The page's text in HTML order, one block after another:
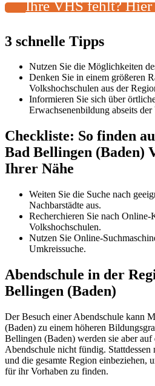
Ihre VHS fehlt?
3 schnelle Tipps
Nutzen Sie die Möglichkeiten
Denken Sie in einem größeren
Volkshochschulen aus der
Informieren Sie sich über
Erwachsenenbildung abseits
Checkliste: So finden
Bad Bellingen (Baden)
Ihrer Nähe
Weiten Sie die Suche nach
Nachbarstädte aus.
Recherchieren Sie nach Online-
Volkshochschulen.
Nutzen Sie Online-
Umkreissuche.
Abendschule in der
Bellingen (Baden)
Der Besuch einer Abendschule kann
(Baden) zu einem höheren
Bellingen (Baden) werden sie aber auf
Abendschule nicht fündig. Stattdessen
und die gesamte Region einbeziehen,
für ihr Vorhaben zu finden.